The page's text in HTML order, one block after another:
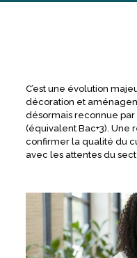
C’est une évolution
décoration et
désormais reconnue par
(équivalent Bac+3). Une
confirmer la qualité du
avec les attentes du